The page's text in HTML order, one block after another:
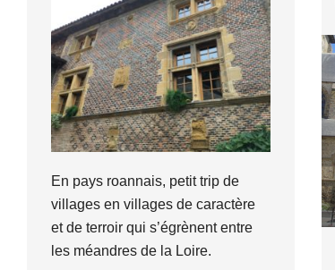
En pays roannais, petit trip de
villages en villages de caractère
et de terroir qui s’égrènent entre
les méandres de la Loire.